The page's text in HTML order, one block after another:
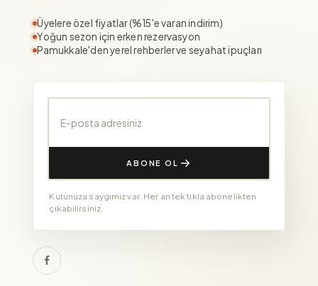
Üyelere özel fiyatlar (%15'e varan indirim)
Yoğun sezon için erken rezervasyon
Pamukkale'den yerel rehberler ve seyahat ipuçları
ABONE OL
Kutunuza saygımız var. Her an tek tıkla abonelikten
çıkabilirsiniz.